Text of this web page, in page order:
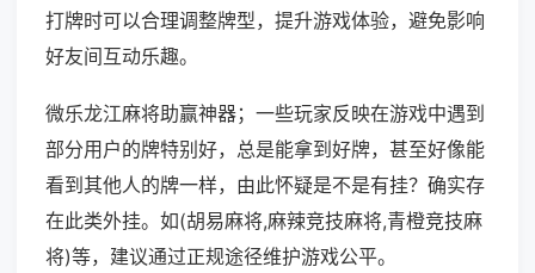
打牌时可以合理调整牌型，提升游戏体验，避免影响
好友间互动乐趣。
微乐龙江麻将助赢神器；一些玩家反映在游戏中遇到
部分用户的牌特别好，总是能拿到好牌，甚至好像能
看到其他人的牌一样，由此怀疑是不是有挂？确实存
在此类外挂。如(胡易麻将,麻辣竞技麻将,青橙竞技麻
将)等，建议通过正规途径维护游戏公平。